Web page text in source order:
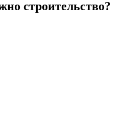
строительство?